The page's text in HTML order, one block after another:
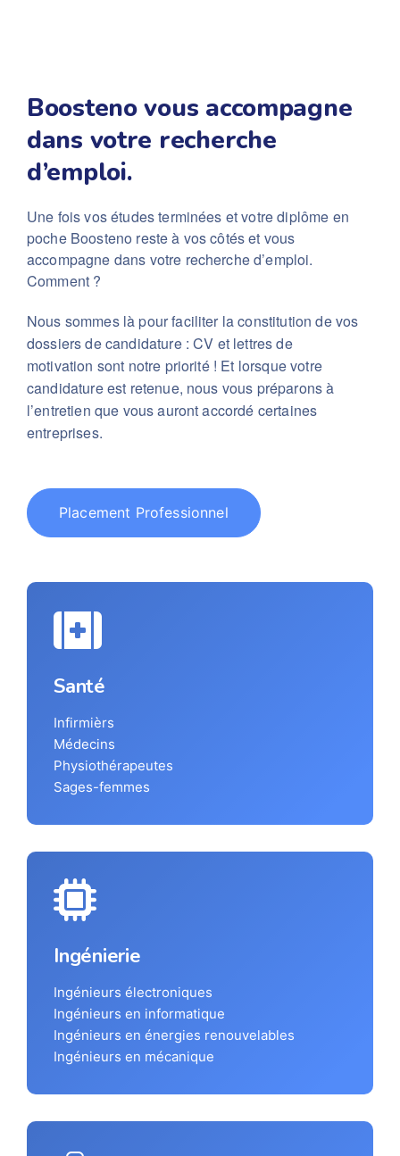
Boosteno vous accompagne
dans votre recherche
d’emploi.
Une fois vos études terminées et votre diplôme en
poche Boosteno reste à vos côtés et vous
accompagne dans votre recherche d’emploi.
Comment ?
Nous sommes là pour faciliter la constitution de vos
dossiers de candidature : CV et lettres de
motivation sont notre priorité ! Et lorsque votre
candidature est retenue, nous vous préparons à
l’entretien que vous auront accordé certaines
entreprises.
Placement Professionnel
Santé
Infirmièrs
Médecins
Physiothérapeutes
Sages-femmes
Ingénierie
Ingénieurs électroniques
Ingénieurs en informatique
Ingénieurs en énergies renouvelables
Ingénieurs en mécanique